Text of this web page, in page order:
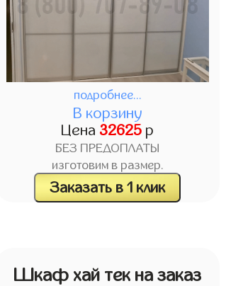
подробнее...
В корзину
Цена 32625 р
БЕЗ ПРЕДОПЛАТЫ
изготовим в размер.
Заказать в 1 клик
Шкаф хай тек на заказ